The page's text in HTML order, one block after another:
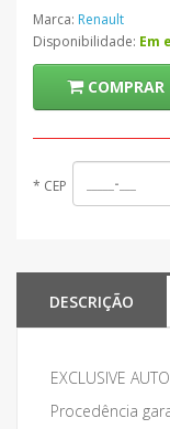
Marca: Renault
Disponibilidade: Em
COMPRAR
* CEP
DESCRIÇÃO
EXCLUSIVE
Procedência